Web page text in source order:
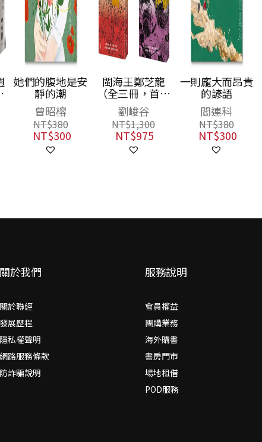
她們的腹地是安
靜的潮
曾昭榕
NT$380
NT$300
閩海王鄭芝龍
（全三冊，首部
完整呈現鄭芝龍
傳奇一生的歷史
小說）
劉峻谷
NT$1,300
NT$975
一則龐大而昂貴
的諺語
閻連科
NT$380
NT$300
於我們
於聯經
展歷程
私權聲明
路服務條款
詐騙說明
服務說明
會員權益
團購業務
海外購書
書房門市
場地租借
POD服務